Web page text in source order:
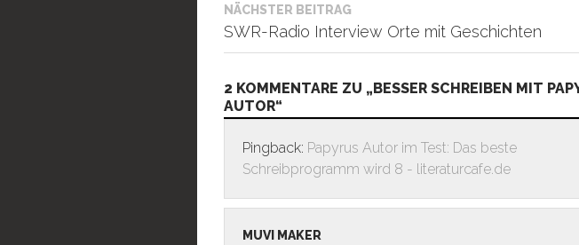
NÄCHSTER BEITRAG
SWR-Radio Interview Orte mit Geschichten
2 KOMMENTARE ZU „BESSER SCHREIBEN MIT
AUTOR“
Pingback: Papyrus Autor im Test: Das beste
Schreibprogramm wird 8 - literaturcafe.de
MUVI MAKER